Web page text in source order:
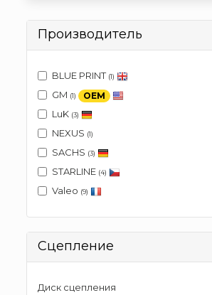
Производитель
BLUE PRINT (1)
GM (1) OEM
LuK (3)
NEXUS (1)
SACHS (3)
STARLINE (4)
Valeo (9)
Сцепление
Диск сцепления